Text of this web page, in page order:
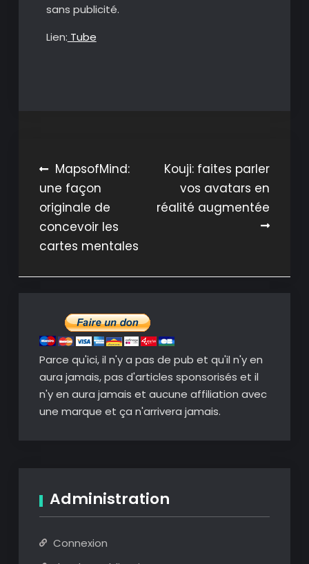
sans publicité.
Lien: Tube
Navigation
de
l’article
MapsofMind:
une façon
originale de
concevoir les
cartes mentales
Kouji: faites parler
vos avatars en
réalité augmentée
Parce qu'ici, il n'y a pas de pub et qu'il n'y en
aura jamais, pas d'articles sponsorisés et il
n'y en aura jamais et aucune affiliation avec
une marque et ça n'arrivera jamais.
Administration
Connexion